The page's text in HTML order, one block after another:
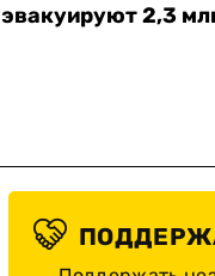
эвакуируют 2,3